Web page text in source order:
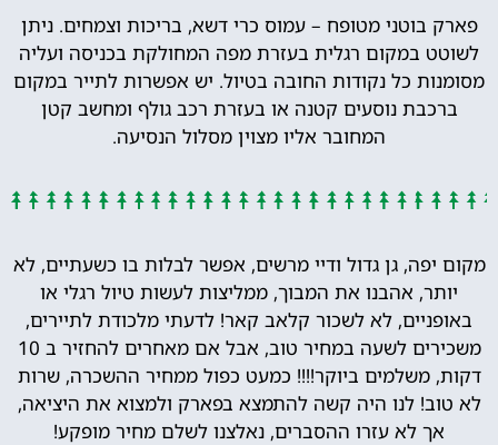
פארק בוטני מטופח – עמוס כרי דשא, בריכות וצמחים. ניתן
לשוטט במקום רגלית בעזרת מפה המחולקת בכניסה ועליה
מסומנות כל נקודות החובה בטיול. יש אפשרות לתייר במקום
ברכבת נוסעים קטנה או בעזרת רכב גולף ומחשב קטן
המחובר אליו מצוין מסלול הנסיעה.
מקום יפה, גן גדול ודיי מרשים, אפשר לבלות בו כשעתיים, לא
יותר, אהבנו את המבוך, ממליצות לעשות טיול רגלי או
באופניים, לא לשכור קלאב קאר! לדעתי מלכודת לתיירים,
משכירים לשעה במחיר טוב, אבל אם מאחרים להחזיר ב 10
דקות, משלמים ביוקר!!!! כמעט כפול ממחיר ההשכרה, שרות
לא טוב! לנו היה קשה להתמצא בפארק ולמצוא את היציאה,
אך לא עזרו ההסברים, נאלצנו לשלם מחיר מופקע!